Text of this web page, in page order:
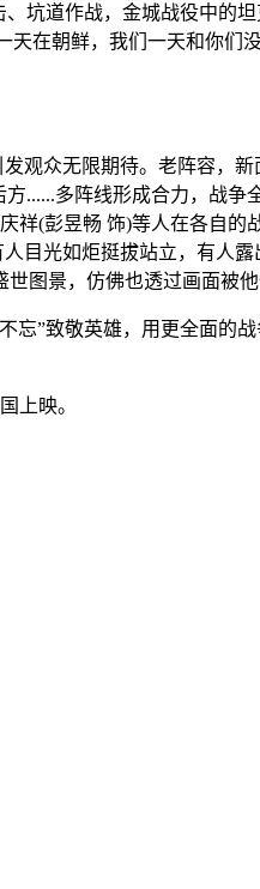
坑道作战，金城战役中的
在朝鲜，我们一天和你们
观众无限期待。老阵容，新
......多阵线形成合力，战争
祥(彭昱畅 饰)等人在各自的
人目光如炬挺拔站立，有人
图景，仿佛也透过画面被他
”致敬英雄，用更全面的
上映。